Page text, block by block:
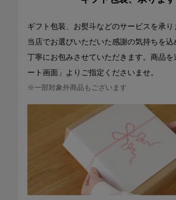
ギフト包装、お熨斗などのサービスを承
当店でお選びいただいた感謝の気持ちを
丁寧にお包みさせていただきます。商品を
ート画面」よりご指定くださいませ。
※一部対象外商品もございます